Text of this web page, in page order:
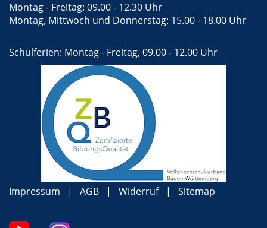
Montag - Freitag: 09.00 - 12.30 Uhr
Montag, Mittwoch und Donnerstag: 15.00 - 18.00 Uhr
Schulferien: Montag - Freitag, 09.00 - 12.00 Uhr
Impressum AGB Widerruf Sitemap